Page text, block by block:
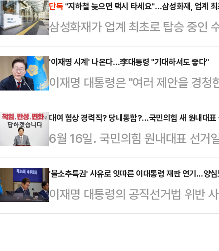
가 과연 중학교 1학년 수준은 되는
태 의원은 11일 CBS라디오 '뉴스
는 중학교 1학년 학생에게 비상계
것은 전쟁이라든지 비상사태 때 대
비상계엄은 평화로운 시기에 대통
했다.앞서 김용태 …
단독 "지하철 늦으면 택시 타세요"…삼성화재, 업계
삼성화재가 업계 최초로 탑승 중인
를 보장해 주는 보험을 선보인다
탑승 중인 수도권 지하철이 30분
를 보장해 주는 '수도권지하철지연
사에 따르면 최근 5년간 지하철 지
상 지연 된 경우는 연 51.4건으로
목적지에 가기 위해 택시를 이용하
계됐다.…
'이재명 시계' 나온다…李대통령 "기대하셔도 좋다"
이재명 대통령은 "여러 제안을 경
선물이 적합하겠다고 판단해 가성
밝혔다.11일 정치권에 따르면 이
와 관련해 언론에 일부만 보도되면
다"면서 이같이 말했다.이어 "얼마
스레 시계 선물에 관한 이야기가 나
드렸다"고 설명했다.그러면서 "이
선물 중 시계가…
대여 협상 경력직? 당내통합?…국민의힘 새 원내대표
6월 16일. 국민의힘 원내대표 선거
원내대표가 권한대행을 맡게 되는
정 관리를 하고 있다.전당대회에 앞
야당'으로서 원내 협상을 진두지휘
요구된다. 국민의힘 관계자들은 차
'불소추특권' 사유로 잇따른 이대통령 재판 연기...양
이재명 대통령의 공직선거법 위반
이 대통령 재임 중 불소추특권을